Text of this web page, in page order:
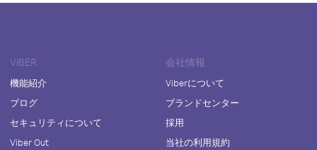
VIBER
機能紹介
ブログ
セキュリティについて
Viber Out
会社情報
Viberについて
ブランドセンター
採用
当社の利用規約